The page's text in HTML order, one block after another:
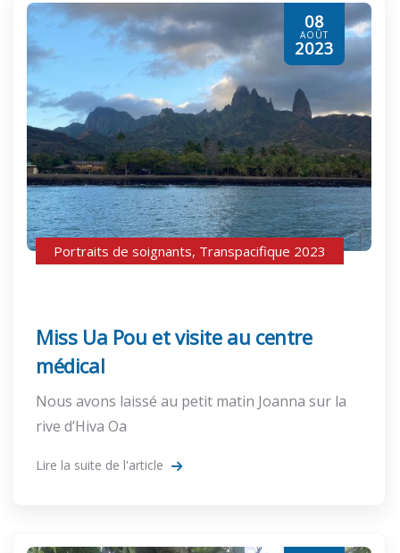
08
AOÛT
2023
Portraits de soignants, Transpacifique 2023
Miss Ua Pou et visite au centre
médical
Nous avons laissé au petit matin Joanna sur la
rive d’Hiva Oa
Lire la suite de l'article